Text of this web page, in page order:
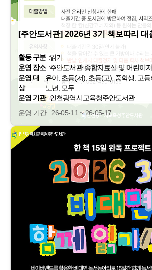
[주안도서관] 2026년 3기 책보따리 대
활동 구분 :읽기
운영 장소 :주안도서관 종합자료실 및 어린이
운영 대
상
:유아, 초등(저), 초등(고), 중학생, 고등
노년, 모두
운영 기관 :인천광역시교육청주안도서관
운영 기간 : 26-05-11 ~ 26-05-17